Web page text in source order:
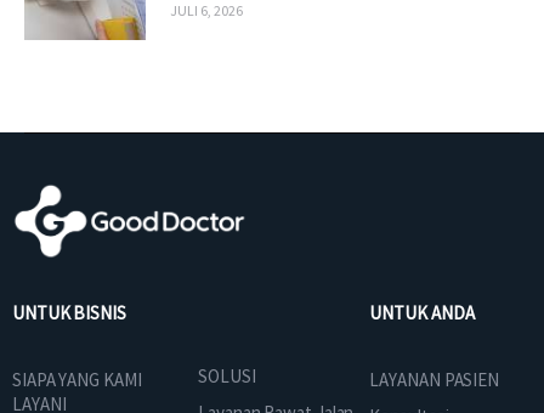
JULI 6, 2026
UNTUK BISNIS
SIAPA YANG KAMI
LAYANI
SOLUSI
UNTUK ANDA
LAYANAN PASIEN